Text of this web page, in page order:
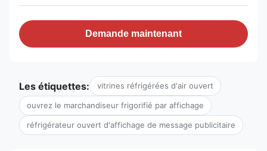
Demande maintenant
Les étiquettes: vitrines réfrigérées d'air ouvert
ouvrez le marchandiseur frigorifié par affichage
réfrigérateur ouvert d'affichage de message publicitaire